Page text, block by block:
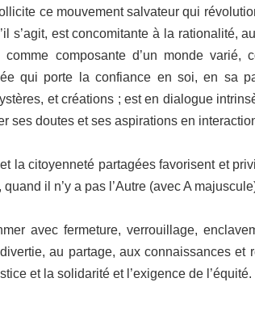
ce mouvement salvateur qui
s’agit, est concomitante à la rationalité,
composante d’un monde varié,
qui porte la confiance en soi, en sa
et créations ; est en dialogue
ses doutes et ses aspirations en
la citoyenneté partagées favorisent et
il n’y a pas l’Autre (avec A
avec fermeture, verrouillage,
au partage, aux connaissances
et la solidarité et l’exigence de l’équité.